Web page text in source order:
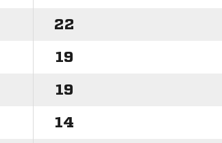
22
19
19
14